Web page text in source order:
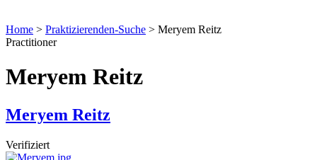
Home > Praktizierenden-Suche > Meryem Reitz
Practitioner
Meryem Reitz
Meryem Reitz
Verifiziert